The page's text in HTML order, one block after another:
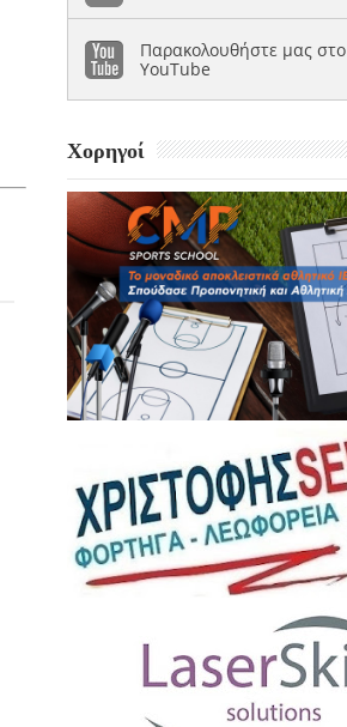
Παρακολουθήστε μας στο
YouTube
Χορηγοί